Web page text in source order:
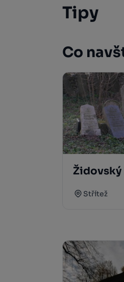
Tipy
Co
Židovský
Střítež